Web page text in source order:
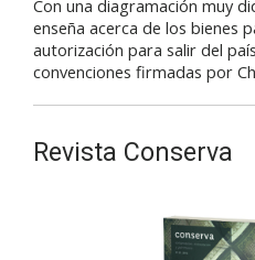
Con una diagramación muy
enseña acerca de los bienes
autorización para salir del
convenciones firmadas por
Revista Conserva